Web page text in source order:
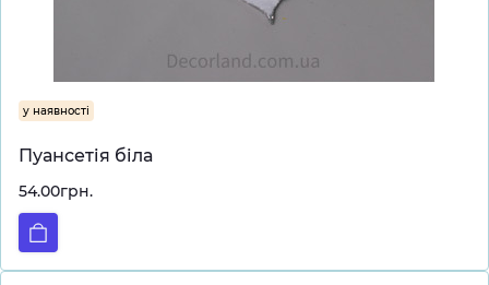
у наявності
Пуансетія біла
54.00грн.